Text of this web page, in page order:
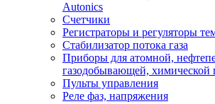
Autonics
Счетчики
Регистраторы и регуляторы
Стабилизатор потока газа
Приборы для атомной,
газодобывающей,
Пульты управления
Реле фаз, напряжения